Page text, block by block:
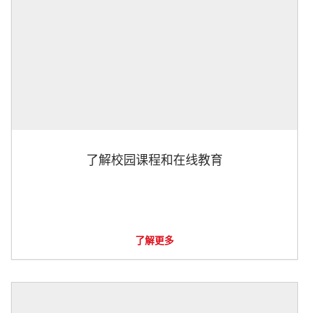
了解校园课程和在线教育
了解更多